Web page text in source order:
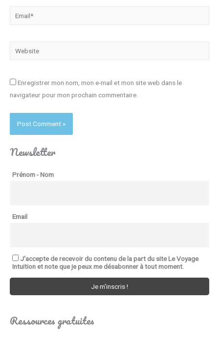
Email*
Website
Enregistrer mon nom, mon e-mail et mon site web dans le
navigateur pour mon prochain commentaire.
Newsletter
Prénom - Nom
Email
J'accepte de recevoir du contenu de la part du site Le Voyage
Intuition et note que je peux me désabonner à tout moment.
Ressources gratuites